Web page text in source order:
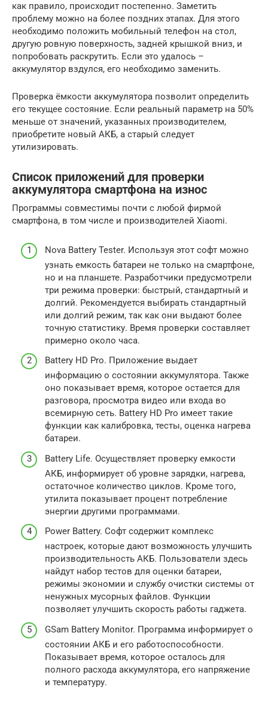
как правило, происходит постепенно. Заметить
проблему можно на более поздних этапах. Для этого
необходимо положить мобильный телефон на стол,
другую ровную поверхность, задней крышкой вниз, и
попробовать раскрутить. Если это удалось –
аккумулятор вздулся, его необходимо заменить.
Проверка ёмкости аккумулятора позволит определить
его текущее состояние. Если реальный параметр на 50%
меньше от значений, указанных производителем,
приобретите новый АКБ, а старый следует
утилизировать.
Список приложений для проверки
аккумулятора смартфона на износ
Программы совместимы почти с любой фирмой
смартфона, в том числе и производителей Xiaomi.
Nova Battery Tester. Используя этот софт можно
узнать емкость батареи не только на смартфоне,
но и на планшете. Разработчики предусмотрели
три режима проверки: быстрый, стандартный и
долгий. Рекомендуется выбирать стандартный
или долгий режим, так как они выдают более
точную статистику. Время проверки составляет
примерно около часа.
Battery HD Pro. Приложение выдает
информацию о состоянии аккумулятора. Также
оно показывает время, которое остается для
разговора, просмотра видео или входа во
всемирную сеть. Battery HD Pro имеет такие
функции как калибровка, тесты, оценка нагрева
батареи.
Battery Life. Осуществляет проверку емкости
АКБ, информирует об уровне зарядки, нагрева,
остаточное количество циклов. Кроме того,
утилита показывает процент потребление
энергии другими программами.
Power Battery. Софт содержит комплекс
настроек, которые дают возможность улучшить
производительность АКБ. Пользователи здесь
найдут набор тестов для оценки батареи,
режимы экономии и службу очистки системы от
ненужных мусорных файлов. Функции
позволяет улучшить скорость работы гаджета.
GSam Battery Monitor. Программа информирует о
состоянии АКБ и его работоспособности.
Показывает время, которое осталось для
полного расхода аккумулятора, его напряжение
и температуру.